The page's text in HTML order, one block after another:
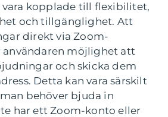
kopplade till flexibilitet,
och tillgänglighet. Att
direkt via Zoom-
möjlighet att
och skicka dem
Detta kan vara särskilt
behöver bjuda in
har ett Zoom-konto eller